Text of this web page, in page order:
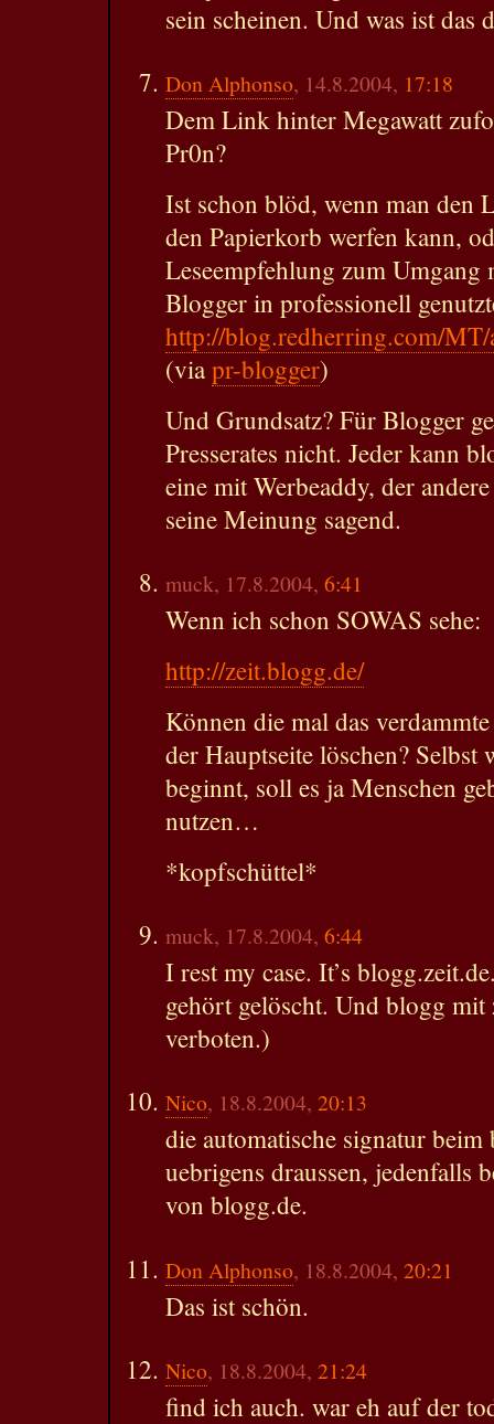
sein scheinen. Und was ist das
Don Alphonso, 14.8.2004, 17:18
Dem Link hinter Megawatt
Pr0n?
Ist schon blöd, wenn man den
den Papierkorb werfen kann,
Leseempfehlung zum Umgang
Blogger in professionell
http://blog.redherring.com/
(viapr-blogger)
Und Grundsatz? Für Blogger
Presserates nicht. Jeder kann
eine mit Werbeaddy, der
seine Meinung sagend.
muck, 17.8.2004, 6:41
Wenn ich schon SOWAS sehe:
http://zeit.blogg.de/
Können die mal das
der Hauptseite löschen? Selbst
beginnt, soll es ja Menschen
nutzen…
*kopfschüttel*
muck, 17.8.2004, 6:44
I rest my case. It’s
gehört gelöscht. Und blogg
verboten.)
Nico, 18.8.2004, 20:13
die automatische signatur
uebrigens draussen, jedenfalls
von blogg.de.
Don Alphonso, 18.8.2004, 20:21
Das ist schön.
Nico, 18.8.2004, 21:24
find ich auch. war eh auf der